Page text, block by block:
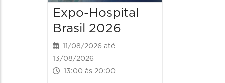
Expo-Hospital
Brasil 2026
11/08/2026 até
13/08/2026
13:00 às 20:00